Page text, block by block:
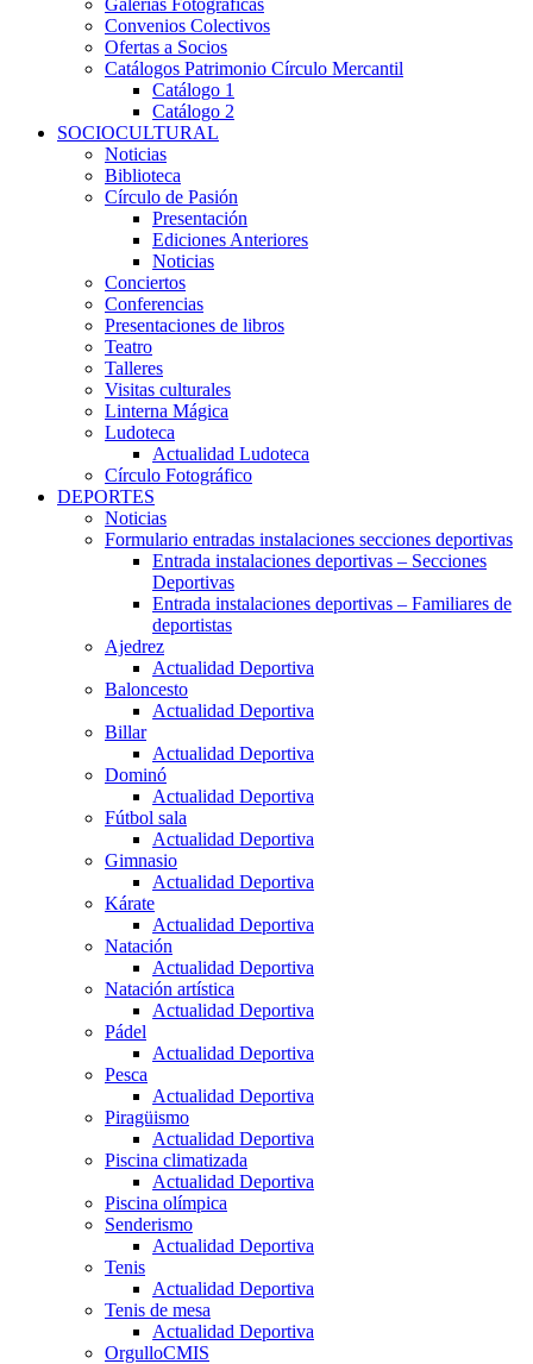
Galerías Fotográficas
Convenios Colectivos
Ofertas a Socios
Catálogos Patrimonio Círculo Mercantil
Catálogo 1
Catálogo 2
SOCIOCULTURAL
Noticias
Biblioteca
Círculo de Pasión
Presentación
Ediciones Anteriores
Noticias
Conciertos
Conferencias
Presentaciones de libros
Teatro
Talleres
Visitas culturales
Linterna Mágica
Ludoteca
Actualidad Ludoteca
Círculo Fotográfico
DEPORTES
Noticias
Formulario entradas instalaciones secciones deportivas
Entrada instalaciones deportivas – Secciones
Deportivas
Entrada instalaciones deportivas – Familiares de
deportistas
Ajedrez
Actualidad Deportiva
Baloncesto
Actualidad Deportiva
Billar
Actualidad Deportiva
Dominó
Actualidad Deportiva
Fútbol sala
Actualidad Deportiva
Gimnasio
Actualidad Deportiva
Kárate
Actualidad Deportiva
Natación
Actualidad Deportiva
Natación artística
Actualidad Deportiva
Pádel
Actualidad Deportiva
Pesca
Actualidad Deportiva
Piragüismo
Actualidad Deportiva
Piscina climatizada
Actualidad Deportiva
Piscina olímpica
Senderismo
Actualidad Deportiva
Tenis
Actualidad Deportiva
Tenis de mesa
Actualidad Deportiva
OrgulloCMIS